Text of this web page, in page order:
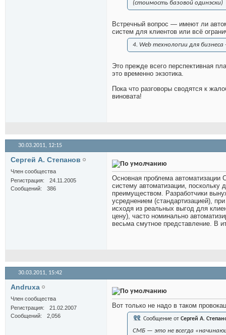
(стоимость базовой одинэски)
Встречный вопрос — имеют ли
систем для клиентов или всё
4. Web технологии для
Это прежде всего перспективная
это временно экзотика.
Пока что разговоры сводятся к
виновата!
30.03.2011, 12:15
Сергей А. Степанов
Член сообщества
Регистрация
24.11.2005
Сообщений
386
Основная проблема автоматизации
систему автоматизации,
преимуществом. Разработчики
усреднением (стандартизацией),
исходя из реальных выгод для
цену), часто номинально
весьма смутное представление. В
30.03.2011, 15:42
Andruxa
Член сообщества
Регистрация
21.02.2007
Сообщений
2,056
Вот только не надо в таком
Сообщение от Сергей А.
СМБ — это не всегда